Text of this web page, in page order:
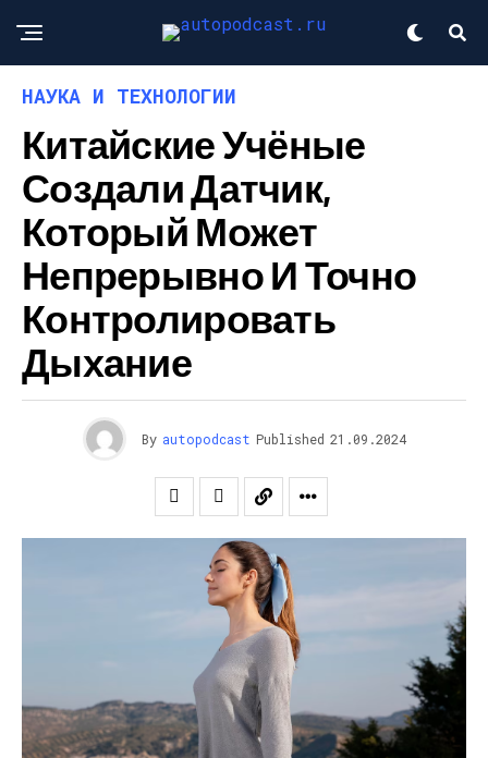
НАУКА И ТЕХНОЛОГИИ
Китайские Учёные
Создали Датчик,
Который Может
Непрерывно И Точно
Контролировать
Дыхание
By autopodcast Published 21.09.2024